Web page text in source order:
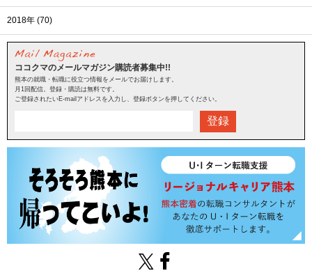
2018年 (70)
ココクマのメールマガジン購読者募集中!!
熊本の就職・転職に役立つ情報をメールでお届けします。
月1回配信。登録・購読は無料です。
ご登録されたいE-mailアドレスを入力し、登録ボタンを押してください。
登録